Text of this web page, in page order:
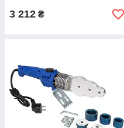
3 212 ₴